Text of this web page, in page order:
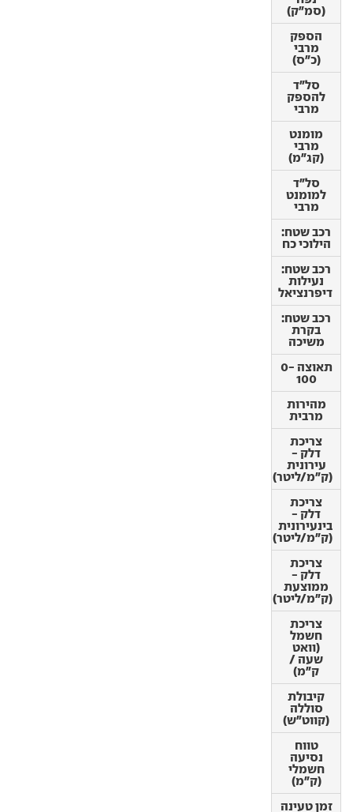
(סמ"ק)
הספק
מרבי
(כ"ס)
סל"ד
להספק
מרבי
מומנט
מרבי
(קג"מ)
סל"ד
למומנט
מרבי
רכב שטח:
הילוכי כח
רכב שטח:
נעילות
דיפרנציאל
רכב שטח:
בקרת
משיכה
תאוצה 0-
100
מהירות
מרבית
צריכת
דלק -
עירונית
(ק"מ/ליטר)
צריכת
דלק -
בינעירונית
(ק"מ/ליטר)
צריכת
דלק -
ממוצעת
(ק"מ/ליטר)
צריכת
חשמל
(וואט
שעה /
ק"מ)
קיבולת
סוללה
(קווט"ש)
טווח
נסיעה
חשמלי
(ק"מ)
זמן טעינה
הספק
מרבי
(כ"ס)
סל"ד
להספק
מרבי
מומנט
מרבי
(קג"מ)
סל"ד
למומנט
מרבי
רכב שטח:
הילוכי כח
רכב שטח:
נעילות
דיפרנציאל
רכב שטח:
בקרת
משיכה
תאוצה 0-
100
מהירות
מרבית
צריכת
דלק -
עירונית
(ק"מ/ליטר)
צריכת
דלק -
בינעירונית
(ק"מ/ליטר)
צריכת
דלק -
ממוצעת
(ק"מ/ליטר)
צריכת
חשמל
(וואט
שעה /
ק"מ)
קיבולת
סוללה
(קווט"ש)
טווח
נסיעה
חשמלי
(ק"מ)
זמן טעינה
ביתית